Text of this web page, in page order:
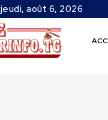
jeudi, août 6, 2026